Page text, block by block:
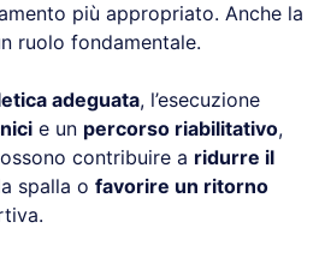
più appropriato. Anche la
ruolo fondamentale.
adeguata, l’esecuzione
e un percorso riabilitativo,
contribuire a ridurre il
spalla o favorire un ritorno